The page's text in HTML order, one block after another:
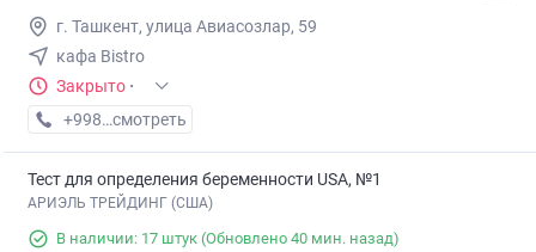
г. Ташкент, улица Авиасозлар, 59
кафа Bistro
Закрыто ·
+998 (71) XXX-XX-XX
смотреть
Тест для определения беременности USA, №1
АРИЭЛЬ ТРЕЙДИНГ (США)
В наличии: 17 штук (Обновлено 40 мин. назад)